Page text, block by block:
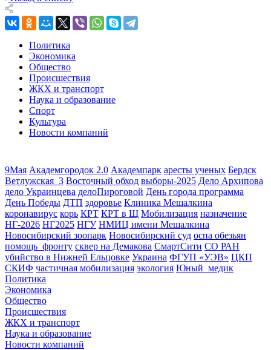
Политика
Экономика
Общество
Происшествия
ЖКХ и транспорт
Наука и образование
Спорт
Культура
Новости компаний
9Мая Академгородок 2.0 Академпарк аресты ученых Бердск
Ветлужская_3 Восточный обход выборы-2025 Дело Архипова
дело Украинцева делоПироговой День города программа
День Победы ДТП здоровье Клиника Мешалкина
коронавирус корь КРТ КРТ в Щ Мобилизация назначение
НГ-2026 НГ2025 НГУ НМИЦ имени Мешалкина
Новосибирский зоопарк Новосибирский суд оспа обезьян
помощь_фронту сквер на Демакова СмартСити СО РАН
убийство в Нижней Ельцовке Украина ФГУП «УЭВ» ЦКП
СКИФ частичная мобилизация экология Юный_медик
Политика
Экономика
Общество
Происшествия
ЖКХ и транспорт
Наука и образование
Новости компаний